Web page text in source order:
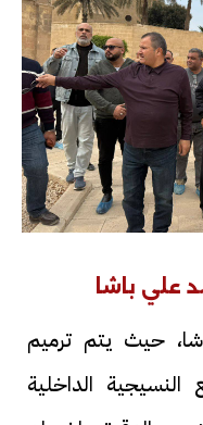
علي باشا
حيث يتم ترميم
النسيجية الداخلية